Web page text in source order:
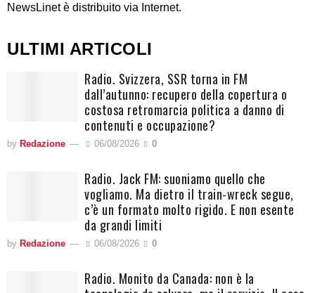
NewsLinet è distribuito via Internet.
ULTIMI ARTICOLI
Radio. Svizzera, SSR torna in FM
dall’autunno: recupero della copertura o
costosa retromarcia politica a danno di
contenuti e occupazione?
by Redazione 06/08/2026 0
Radio. Jack FM: suoniamo quello che
vogliamo. Ma dietro il train-wreck segue,
c’è un formato molto rigido. E non esente
da grandi limiti
by Redazione 06/08/2026 0
Radio. Monito da Canada: non è la